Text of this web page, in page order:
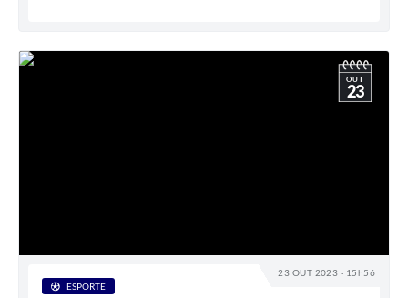
23 OUT 2023 - 15h56
OUT
23
ESPORTE